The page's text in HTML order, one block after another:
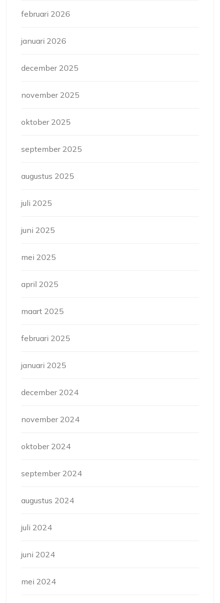
februari 2026
januari 2026
december 2025
november 2025
oktober 2025
september 2025
augustus 2025
juli 2025
juni 2025
mei 2025
april 2025
maart 2025
februari 2025
januari 2025
december 2024
november 2024
oktober 2024
september 2024
augustus 2024
juli 2024
juni 2024
mei 2024